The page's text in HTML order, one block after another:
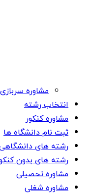
مشاوره سربازی
انتخاب رشته
مشاوره کنکور
ثبت نام دانشگاه ها
رشته های
رشته های بدون
مشاوره تحصیلی
مشاوره شغلی